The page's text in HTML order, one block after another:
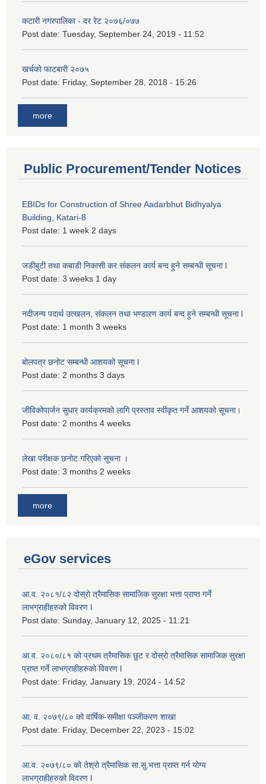
कटारी नगरपालिका - दर रेट २०७६/०७७
Post date: Tuesday, September 24, 2019 - 11:52
खर्चको फाटबारी २०७५
Post date: Friday, September 28, 2018 - 15:26
more
Public Procurement/Tender Notices
EBIDs for Construction of Shree Aadarbhut Bidhyalya
Building, Katari-8
Post date: 1 week 2 days
जडीबुटी तथा कबाडी निकासी कर संकलन कार्य बन्द हुने सम्बन्धी सूचना l
Post date: 3 weeks 1 day
नदीजन्य पदार्थ उत्खलन, संकलन तथा भण्डारण कार्य बन्द हुने सम्बन्धी सूचना l
Post date: 1 month 3 weeks
बोलपत्र छनोट सम्बन्धी आशयको सूचना l
Post date: 2 months 3 days
जीविकोपार्जन सुधार कार्यक्रमको लागि प्रस्ताव स्वीकृत गर्ने आशयको सूचना।
Post date: 2 months 4 weeks
लेखा परीक्षक छनोट गरिएको सूचना ।
Post date: 3 months 2 weeks
more
eGov services
आ.व. २०८१/८२ दोस्रो त्रैमासिक सामाजिक सुरक्षा भत्ता प्राप्त गर्ने
लाभग्राहीहरुको विवरण l
Post date: Sunday, January 12, 2025 - 11:21
आ.व. २०८०/८१ को प्रथम त्रैमासिक छुट र दोस्रो त्रैमासिक सामाजिक सुरक्षा
प्राप्त गर्ने लाभग्राहीहरुको विवरण l
Post date: Friday, January 19, 2024 - 14:52
आ. व. २०७९/८० को वार्षिक-समीक्षा पञ्जीकरण शाखा
Post date: Friday, December 22, 2023 - 15:02
आ.व. २०७९/८० को तेश्रो त्रैमासिक सा.सु.भ‍त्ता प्राप्त गर्न योग्य
लाभग्राहीहरुको विवरण l